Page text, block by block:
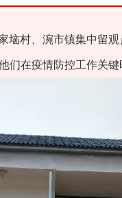
垴村、涴市镇集中留
在疫情防控工作关